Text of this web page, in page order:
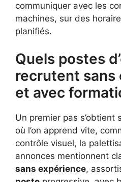
communiquer avec les
machines, sur des
planifiés.
Quels postes
recrutent sans
et avec
Un premier pas s’obtient
où l’on apprend vite,
contrôle visuel, la
annonces mentionnent
sans expérience,